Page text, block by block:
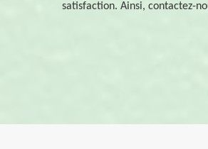
satisfaction. Ainsi, contactez-